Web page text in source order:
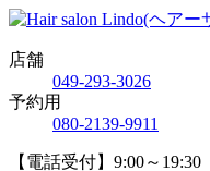
店舗
049-293-3026
予約用
080-2139-9911
【電話受付】9:00～